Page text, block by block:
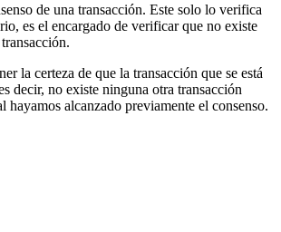
de una transacción. Este solo lo verifica
es el encargado de verificar que no existe
la certeza de que la transacción que se está
decir, no existe ninguna otra transacción
hayamos alcanzado previamente el consenso.